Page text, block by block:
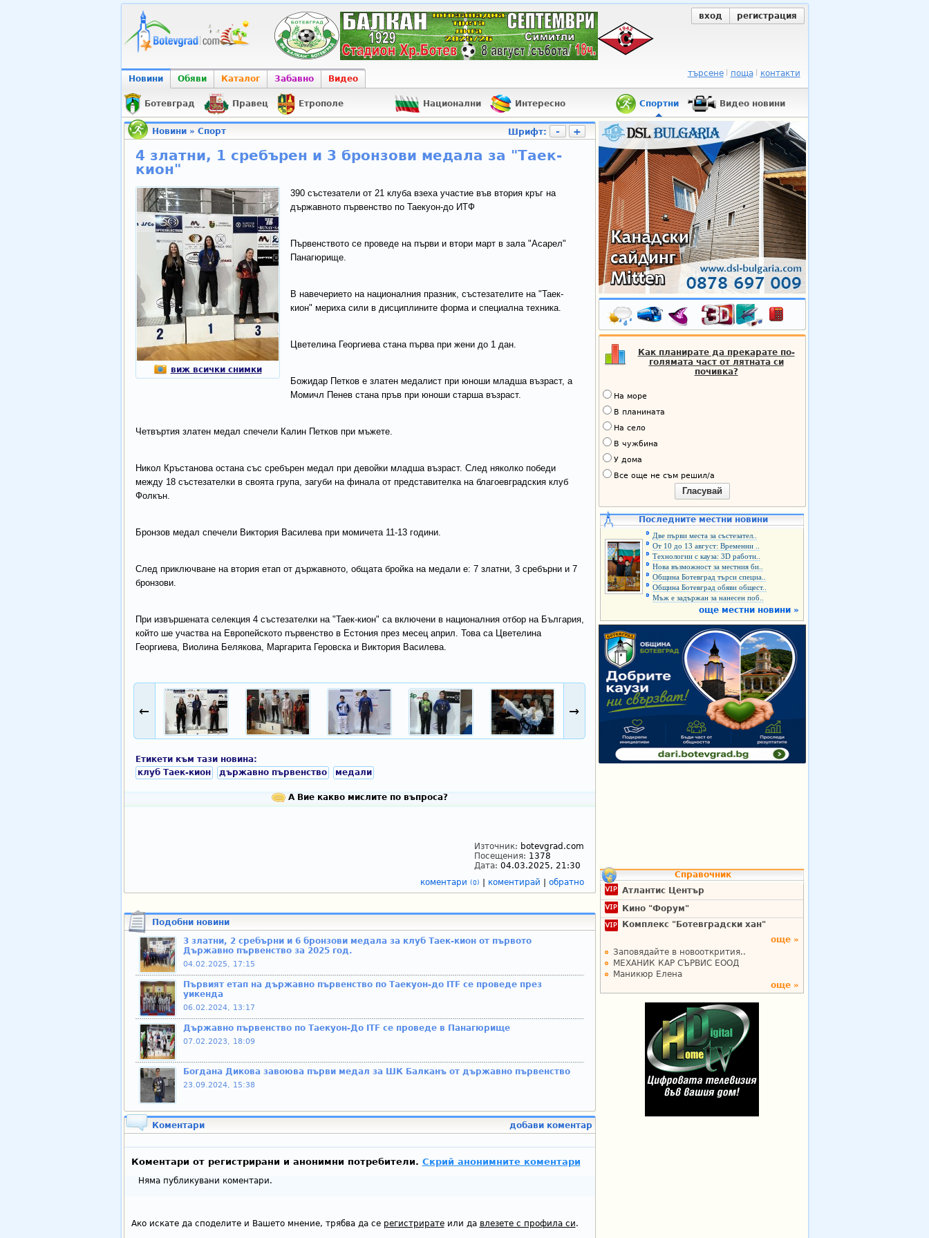
вход регистрация
Новини Обяви Каталог Забавно Видео
търсене поща контакти
Ботевград Правец Етрополе Национални Интересно Спортни Видео новини
Новини» Спорт Шрифт: - +
4 златни, 1 сребърен и 3 бронзови медала за "Таек-
кион"
виж всички снимки
390 състезатели от 21 клуба взеха участие във втория кръг на
държавното първенство по Таекуон-до ИТФ
Първенството се проведе на първи и втори март в зала "Асарел"
Панагюрище.
В навечерието на националния празник, състезателите на "Таек-
кион" мериха сили в дисциплините форма и специална техника.
Цветелина Георгиева стана първа при жени до 1 дан.
Божидар Петков е златен медалист при юноши младша възраст, а
Момичл Пенев стана пръв при юноши старша възраст.
Четвъртия златен медал спечели Калин Петков при мъжете.
Никол Кръстанова остана със сребърен медал при девойки младша възраст. След няколко победи
между 18 състезателки в своята група, загуби на финала от представителка на благоевградския клуб
Фолкън.
Бронзов медал спечели Виктория Василева при момичета 11-13 години.
След приключване на втория етап от държавното, общата бройка на медали е: 7 златни, 3 сребърни и 7
бронзови.
При извършената селекция 4 състезателки на "Таек-кион" са включени в националния отбор на България,
който ше участва на Европейското първенство в Естония през месец април. Това са Цветелина
Георгиева, Виолина Белякова, Маргарита Геровска и Виктория Василева.
← →
Етикети към тази новина:
клуб Таек-кион
държавно първенство медали
А Вие какво мислите по въпроса?
Източник: botevgrad.com
Посещения: 1378
Дата: 04.03.2025, 21:30
коментари (0) коментирай обратно
Подобни новини
3 златни, 2 сребърни и 6 бронзови медала за клуб Таек-кион от първото
Държавно първенство за 2025 год.
04.02.2025, 17:15
Първият етап на държавно първенство по Таекуон-до ITF се проведе през
уикенда
06.02.2024, 13:17
Държавно първенство по Таекуон-До ITF се проведе в Панагюрище
07.02.2023, 18:09
Богдана Дикова завоюва първи медал за ШК Балканъ от държавно първенство
23.09.2024, 15:38
Коментари добави коментар
Коментари от регистрирани и анонимни потребители. Скрий анонимните коментари
Няма публикувани коментари.
Ако искате да споделите и Вашето мнение, трябва да се регистриратеили да влезете с профила си.
Как планирате да прекарате по-
голямата част от лятната си
почивка?
На море
В планината
На село
В чужбина
У дома
Все още не съм решил/а
Гласувай
Последните местни новини
Две първи места за състезател..
От 10 до 13 август: Временни ..
Технологии с кауза: 3D работи..
Нова възможност за местния би..
Община Ботевград търси специа..
Община Ботевград обяви общест..
Мъж е задържан за нанесен поб..
още местни новини »
Справочник
Атлантис Център
Кино "Форум"
Комплекс "Ботевградски хан"
още »
Заповядайте в новооткрития..
МЕХАНИК КАР СЪРВИС ЕООД
Маникюр Елена
още »